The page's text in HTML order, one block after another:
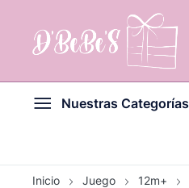
Nuestras Categorías
Inicio Juego 12m+